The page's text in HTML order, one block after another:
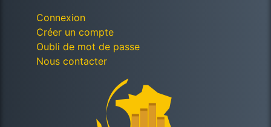
Connexion
Créer un compte
Oubli de mot de passe
Nous contacter